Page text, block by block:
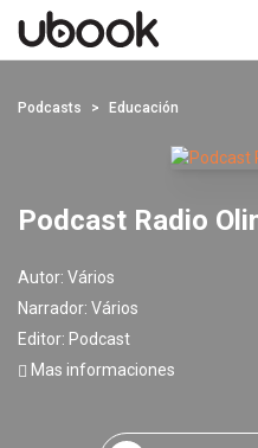
Podcasts Educación
Podcast Radio
Autor: Vários
Narrador: Vários
Editor: Podcast
Mas informaciones